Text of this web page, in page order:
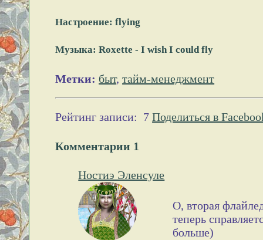
Настроение: flying
Музыка: Roxette - I wish I could fly
Метки: быт,тайм-менеджмент
Рейтинг записи: 7 Поделиться в
Комментарии 1
Ностиэ Эленсуле
О, вторая
теперь
больше)